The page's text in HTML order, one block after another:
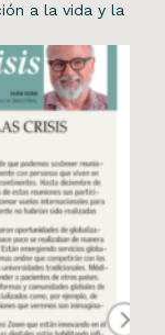
a la vida y la